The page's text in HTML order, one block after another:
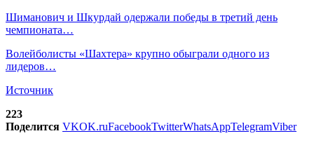
Шиманович и Шкурдай одержали победы в третий день
чемпионата…
Волейболисты «Шахтера» крупно обыграли одного из
лидеров…
Источник
223
Поделится VKOK.ruFacebookTwitterWhatsAppTelegramViber